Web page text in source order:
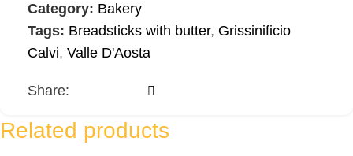
Category: Bakery
Tags: Breadsticks with butter, Grissinificio
Calvi, Valle D'Aosta
Share:
Related products